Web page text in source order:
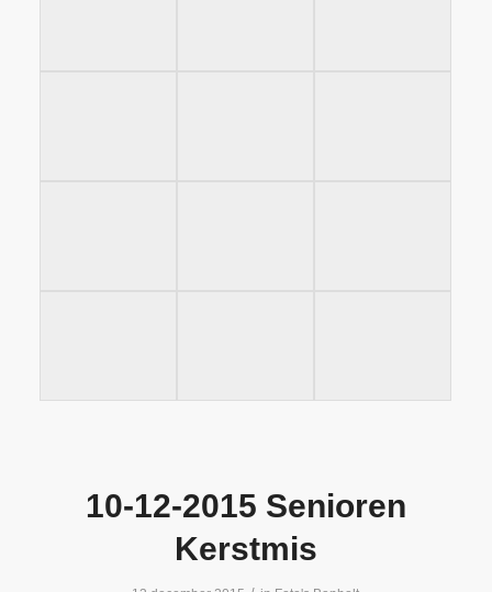
10-12-2015 Senioren
Kerstmis